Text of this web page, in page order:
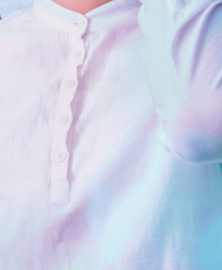
一般・企業の方